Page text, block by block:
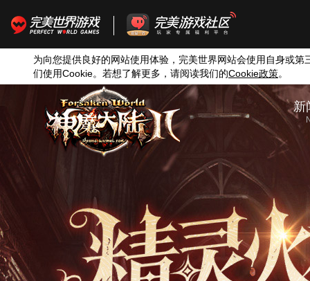
为向您提供良好的网站使用体验，完美世界网站会使用自身或第
们使用Cookie。若想了解更多，请阅读我们的Cookie政策。
新